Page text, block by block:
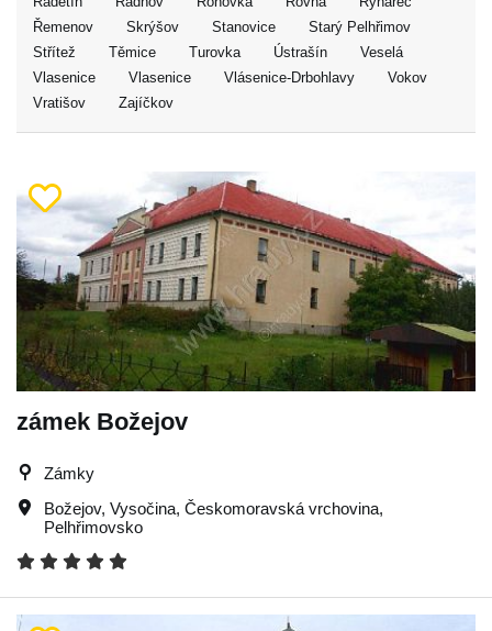
Řemenov
Skrýšov Stanovice
Starý Pelhřimov
Střítež
Těmice Turovka Ústrašín
Veselá
Vlasenice
Vlasenice Vlásenice-Drbohlavy
Vokov
Vratišov
Zajíčkov
zámek Božejov
Zámky
Božejov, Vysočina, Českomoravská vrchovina,
Pelhřimovsko